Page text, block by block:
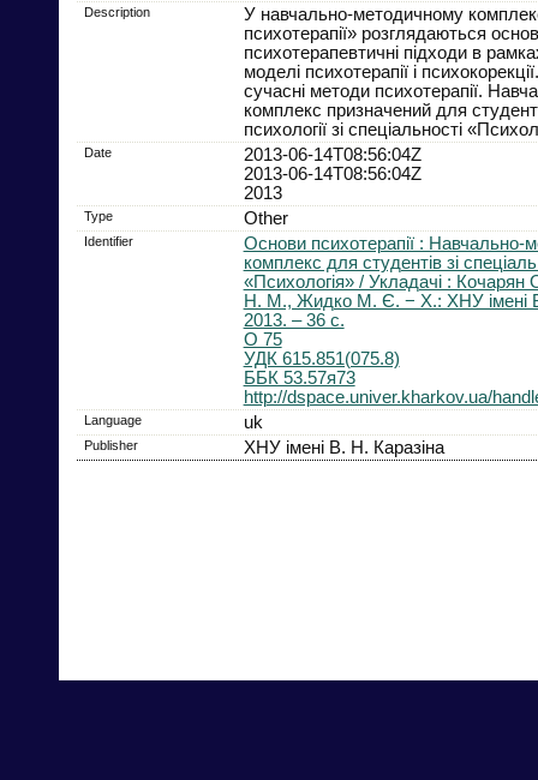
Description
У навчально-методичному
психотерапії» розглядаються
психотерапевтичні підходи в
моделі психотерапії і
сучасні методи психотерапії.
комплекс призначений для
психології зі спеціальності
Date
2013-06-14T08:56:04Z
2013-06-14T08:56:04Z
2013
Type Other
Identifier
Основи психотерапії : Навчально-
комплекс для студентів зі
«Психологія» / Укладачі :
Н. М., Жидко М. Є. − Х.: ХНУ імені
2013. – 36 с.
О 75
УДК 615.851(075.8)
ББК 53.57я73
http://dspace.univer.kharkov.ua/
Language uk
Publisher ХНУ імені В. Н. Каразіна